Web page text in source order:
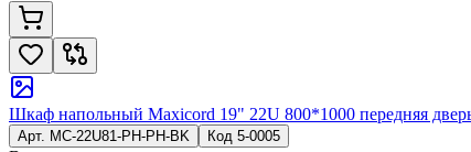
Шкаф напольный Maxicord 19" 22U 800*1000 передняя
Арт. MC-22U81-PH-PH-BK Код 5-0005